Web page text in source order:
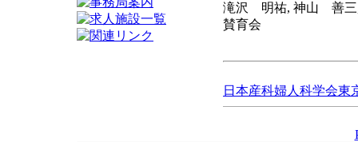
滝沢 明祐, 神山 善
賛育会
日本産科婦人科学会東